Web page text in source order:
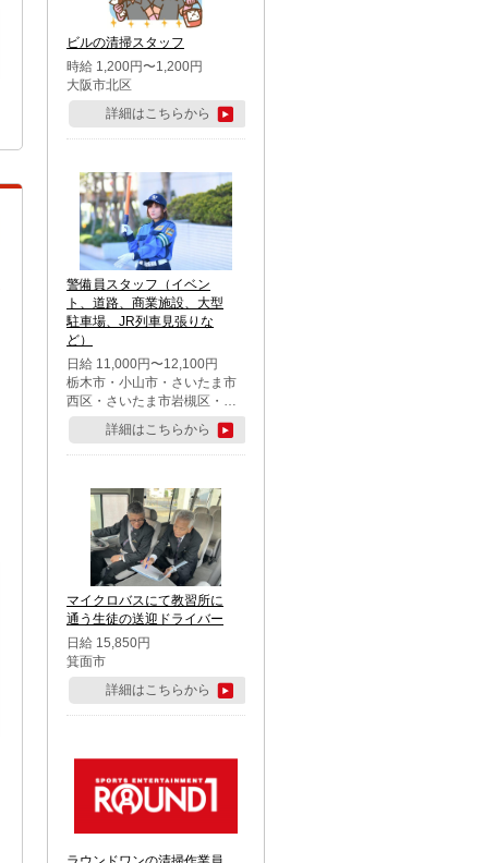
子市・町田市
ビルの清掃スタッフ
時給 1,200円〜1,200円
大阪市北区
詳細はこちらから
警備員スタッフ（イベン
ト、道路、商業施設、大型
駐車場、JR列車見張りな
ど）
日給 11,000円〜12,100円
栃木市・小山市・さいたま市
西区・さいたま市岩槻区・久
喜市・蓮田市
詳細はこちらから
マイクロバスにて教習所に
通う生徒の送迎ドライバー
日給 15,850円
箕面市
詳細はこちらから